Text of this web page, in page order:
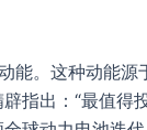
。这种动能
指出：“最值